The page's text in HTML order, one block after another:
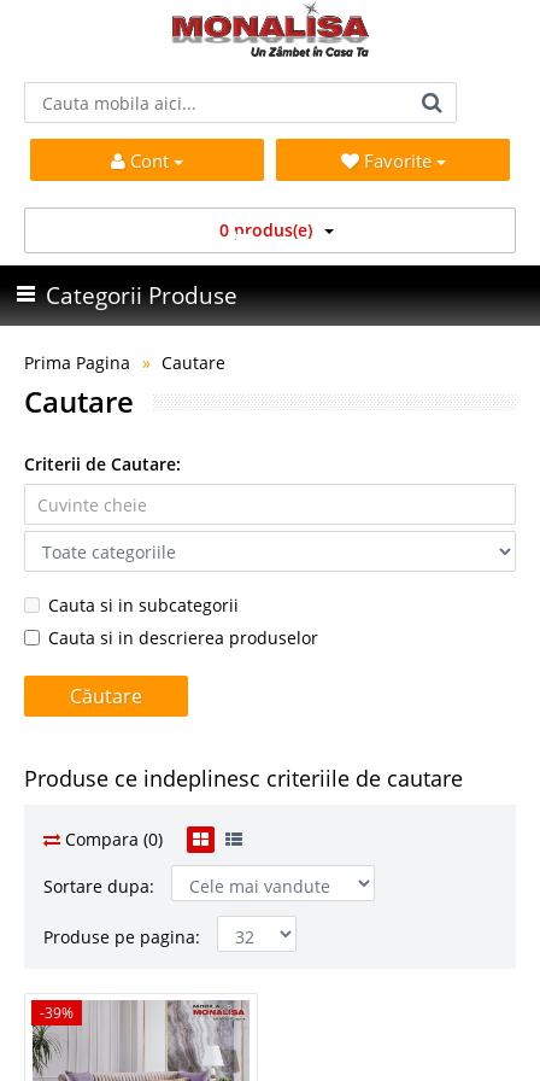
Cont Favorite
0 produs(e)
Categorii Produse
Prima Pagina Cautare
Cautare
Criterii de Cautare:
Cauta si in subcategorii
Cauta si in descrierea produselor
Produse ce indeplinesc criteriile de cautare
Compara (0)
Sortare dupa:
Produse pe pagina:
-39%
-39%